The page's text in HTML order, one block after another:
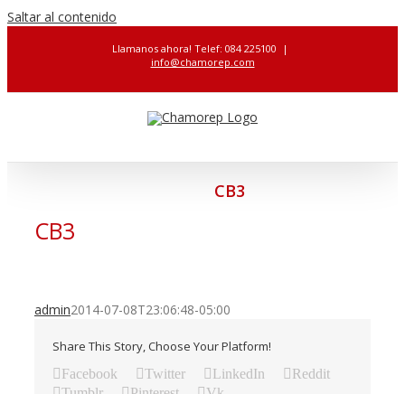
Saltar al contenido
Llamanos ahora! Telef: 084 225100
|
info@chamorep.com
CB3
CB3
admin2014-07-08T23:06:48-05:00
Share This Story, Choose Your Platform!
Facebook Twitter LinkedIn
Reddit